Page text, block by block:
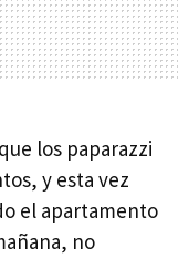
los paparazzi
y esta vez
el apartamento
no